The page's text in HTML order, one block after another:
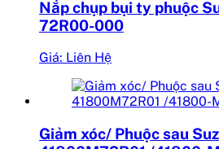
Nắp chụp bụi ty phuộc
72R00-000
Giá: Liên Hệ
Giảm xóc/ Phuộc sau